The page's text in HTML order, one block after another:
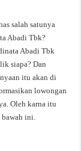
salah satunya
Abadi Tbk?
Abadi Tbk
siapa? Dan
itu akan di
lowongan
Oleh karna itu
bawah ini.